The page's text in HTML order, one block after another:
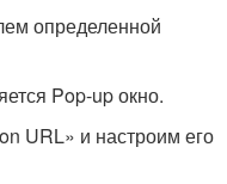
определенной
Pop-up окно.
URL» и настроим его